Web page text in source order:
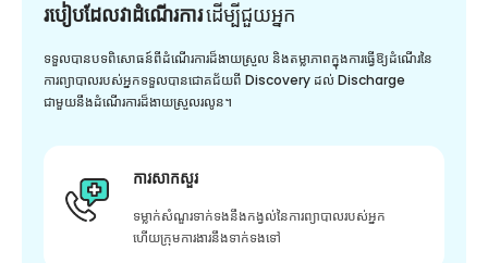
របៀបដែលវាដំណើរការដើម្បី​ជួយ​អ្នក
ទទួលបានបទពិសោធន៍ពីដំណើរការដ៏ងាយស្រួល និងតម្លាភាពក្នុងការធ្វើឱ្យដំណើរនៃ
ការព្យាបាលរបស់អ្នកទទួលបានជោគជ័យពី Discovery ដល់ Discharge
ជាមួយនឹងដំណើរការដ៏ងាយស្រួលរលូន។
ការសាកសួរ
ទម្លាក់សំណួរទាក់ទងនឹងកង្វល់នៃការព្យាបាលរបស់អ្នក
ហើយក្រុមការងារនឹងទាក់ទងទៅ